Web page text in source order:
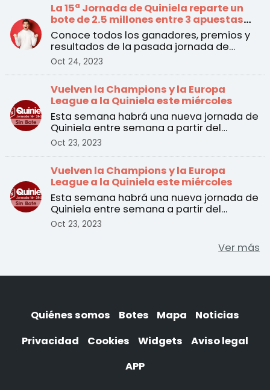
La 15ª Jornada de Quiniela reparte un
bote de 2.5 millones entre 3 apuestas
ganadoras
Conoce todos los ganadores, premios y
resultados de la pasada jornada de
Quiniela
Oct 24, 2023
Vuelven la Champions y la Europa
League a la Quiniela este miércoles
Esta semana habrá una nueva jornada de
Quiniela entre semana a partir del
Oct 23, 2023
Vuelven la Champions y la Europa
League a la Quiniela este miércoles
Esta semana habrá una nueva jornada de
Quiniela entre semana a partir del
Oct 23, 2023
Ver más
Quiénes somos Botes Mapa
Noticias
Privacidad
Cookies Widgets
Aviso legal
APP